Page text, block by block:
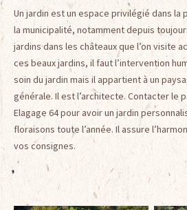
Un jardin est un espace privilégié dans la
la municipalité, notamment depuis
jardins dans les châteaux que l’on visite
ces beaux jardins, il faut l’intervention
soin du jardin mais il appartient à un
générale. Il est l’architecte. Contacter le
Elagage 64 pour avoir un jardin
floraisons toute l’année. Il assure
vos consignes.